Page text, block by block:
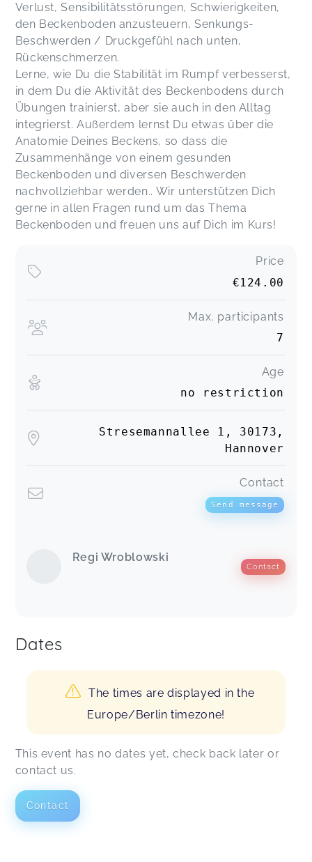
Verlust, Sensibilitätsstörungen, Schwierigkeiten,
den Beckenboden anzusteuern, Senkungs-
Beschwerden / Druckgefühl nach unten,
Rückenschmerzen.
Lerne, wie Du die Stabilität im Rumpf verbesserst,
in dem Du die Aktivität des Beckenbodens durch
Übungen trainierst, aber sie auch in den Alltag
integrierst. Außerdem lernst Du etwas über die
Anatomie Deines Beckens, so dass die
Zusammenhänge von einem gesunden
Beckenboden und diversen Beschwerden
nachvollziehbar werden.. Wir unterstützen Dich
gerne in allen Fragen rund um das Thema
Beckenboden und freuen uns auf Dich im Kurs!
Price
€124.00
Max. participants
7
Age
no restriction
Stresemannallee 1, 30173,
Hannover
Contact
Send message
Regi Wroblowski
Contact
Dates
The times are displayed in the
Europe/Berlin timezone!
This event has no dates yet, check back later or
contact us.
Contact